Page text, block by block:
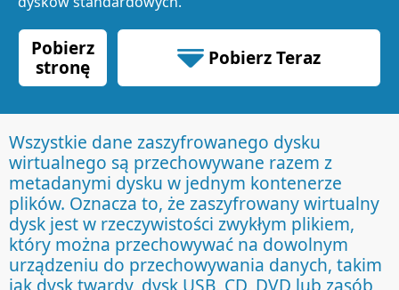
Pobierz
stronę
Pobierz Teraz
70.34 MB
Wszystkie dane zaszyfrowanego dysku
wirtualnego są przechowywane razem z
metadanymi dysku w jednym kontenerze
plików. Oznacza to, że zaszyfrowany wirtualny
dysk jest w rzeczywistości zwykłym plikiem,
który można przechowywać na dowolnym
urządzeniu do przechowywania danych, takim
jak dysk twardy, dysk USB, CD, DVD lub zasób